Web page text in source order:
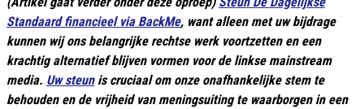
Standaard financieel via BackMe, want alleen met uw bijdrage
kunnen wij ons belangrijke rechtse werk voortzetten en een
krachtig alternatief blijven vormen voor de linkse mainstream
media. Uw steunis cruciaal om onze onafhankelijke stem te
behouden en de vrijheid van meningsuiting te waarborgen in een